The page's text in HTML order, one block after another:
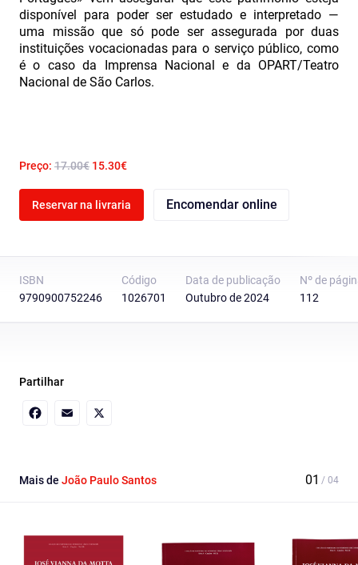
disponível para poder ser estudado e interpretado —
uma missão que só pode ser assegurada por duas
instituições vocacionadas para o serviço público, como
é o caso da Imprensa Nacional e da OPART/Teatro
Nacional de São Carlos.
Preço: 17.00€ 15.30€
Reservar na livraria Encomendar online
ISBN
9790900752246
Código
1026701
Data de publicação
Outubro de 2024
Nº de
112
Partilhar
Mais de João Paulo Santos